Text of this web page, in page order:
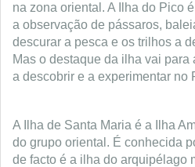
na zona oriental. A Ilha do Pico
a observação de pássaros,
descurar a pesca e os trilhos a
Mas o destaque da ilha vai
a descobrir e a experimentar no
A Ilha de Santa Maria é a Ilha
do grupo oriental. É conhecida
de facto é a ilha do arquipélago